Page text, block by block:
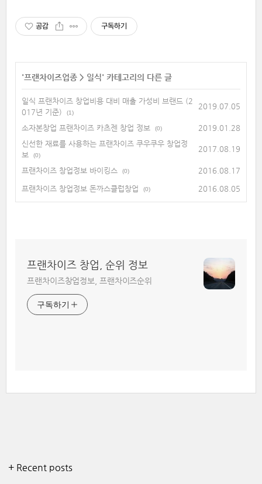
공감 구독하기
'프랜차이즈업종 > 일식' 카테고리의 다른 글
일식 프랜차이즈 창업비용 대비 매출 가성비 브랜드 (2
017년 기준)
(1)
2019.07.05
소자본창업 프랜차이즈 카츠젠 창업 정보 (0)
2019.01.28
신선한 재료를 사용하는 프랜차이즈 쿠우쿠우 창업정
보
(0)
2017.08.19
프랜차이즈 창업정보 바이킹스 (0) 2016.08.17
프랜차이즈 창업정보 돈까스클럽창업 (0) 2016.08.05
프랜차이즈 창업, 순위 정보
프랜차이즈창업정보, 프랜차이즈순위
구독하기
+ Recent posts